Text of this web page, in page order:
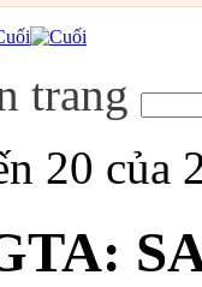
trang
20 của